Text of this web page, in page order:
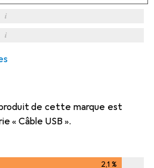
i
i
de cette marque est
« Câble USB ».
2,1 %